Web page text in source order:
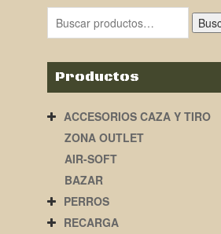
era:
419,00€.
Productos
ACCESORIOS CAZA Y TIRO
ZONA OUTLET
AIR-SOFT
BAZAR
PERROS
RECARGA